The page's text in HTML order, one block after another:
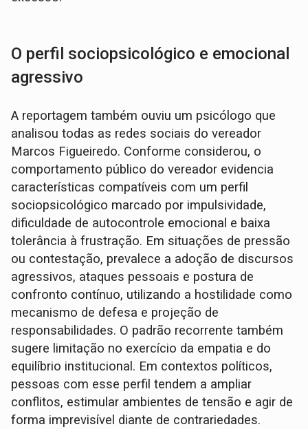
O perfil sociopsicológico e emocional
agressivo
A reportagem também ouviu um psicólogo que
analisou todas as redes sociais do vereador
Marcos Figueiredo. Conforme considerou, o
comportamento público do vereador evidencia
características compatíveis com um perfil
sociopsicológico marcado por impulsividade,
dificuldade de autocontrole emocional e baixa
tolerância à frustração. Em situações de pressão
ou contestação, prevalece a adoção de discursos
agressivos, ataques pessoais e postura de
confronto contínuo, utilizando a hostilidade como
mecanismo de defesa e projeção de
responsabilidades. O padrão recorrente também
sugere limitação no exercício da empatia e do
equilíbrio institucional. Em contextos políticos,
pessoas com esse perfil tendem a ampliar
conflitos, estimular ambientes de tensão e agir de
forma imprevisível diante de contrariedades.